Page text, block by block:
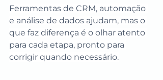
Ferramentas de CRM, automação
e análise de dados ajudam, mas o
que faz diferença é o olhar atento
para cada etapa, pronto para
corrigir quando necessário.